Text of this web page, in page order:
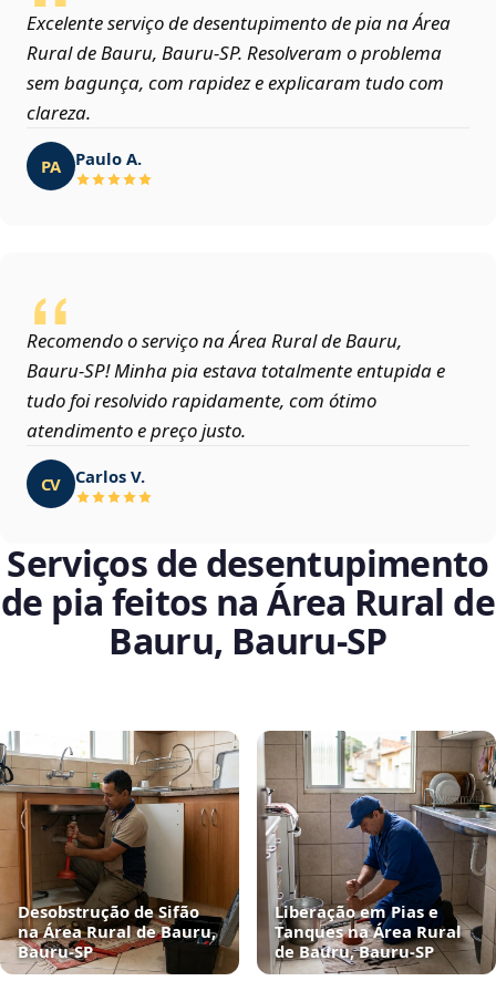
Excelente serviço de desentupimento de pia na Área
Rural de Bauru, Bauru‑SP. Resolveram o problema
sem bagunça, com rapidez e explicaram tudo com
clareza.
PA Paulo A.
Recomendo o serviço na Área Rural de Bauru,
Bauru‑SP! Minha pia estava totalmente entupida e
tudo foi resolvido rapidamente, com ótimo
atendimento e preço justo.
CV Carlos V.
Serviços de desentupimento
de pia feitos na Área Rural de
Bauru, Bauru‑SP
Desobstrução de Sifão
na Área Rural de Bauru,
Bauru‑SP
Liberação em Pias e
Tanques na Área Rural
de Bauru, Bauru‑SP